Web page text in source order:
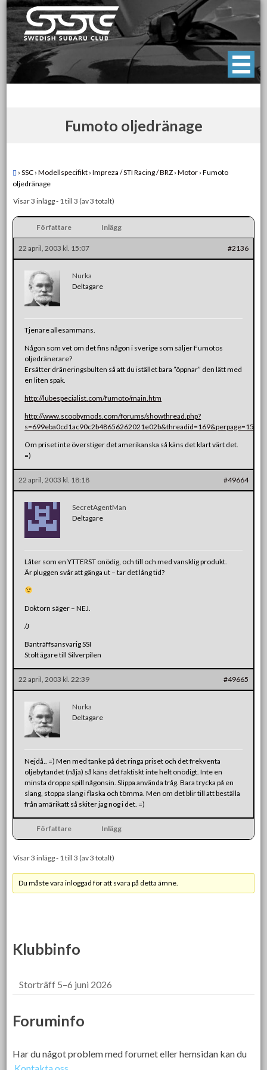
Skip
to
content
Swedish Subaru Club
För oss som älskar Subaru!
Fumoto oljedränage
› SSC › Modellspecifikt › Impreza / STI Racing / BRZ › Motor › Fumoto
oljedränage
Visar 3 inlägg - 1 till 3 (av 3 totalt)
Författare Inlägg
22 april, 2003 kl. 15:07 #2136
Nurka
Deltagare
Tjenare allesammans.
Någon som vet om det fins någon i sverige som säljer Fumotos
oljedränerare?
Ersätter dräneringsbulten så att du istället bara ”öppnar” den lätt med
en liten spak.
http://lubespecialist.com/fumoto/main.htm
http://www.scoobymods.com/forums/showthread.php?
Om priset inte överstiger det amerikanska så käns det klart värt det.
=)
22 april, 2003 kl. 18:18 #49664
SecretAgentMan
Deltagare
Låter som en YTTERST onödig, och till och med vansklig produkt.
Är pluggen svår att gänga ut – tar det lång tid?
Doktorn säger – NEJ.
/J
Banträffsansvarig SSI
Stolt ägare till Silverpilen
22 april, 2003 kl. 22:39 #49665
Nurka
Deltagare
Nejdå.. =) Men med tanke på det ringa priset och det frekventa
oljebytandet (nåja) så käns det faktiskt inte helt onödigt. Inte en
minsta droppe spill någonsin. Slippa använda tråg. Bara trycka på en
slang, stoppa slang i flaska och tömma. Men om det blir till att beställa
från amärikatt så skiter jag nog i det. =)
Författare Inlägg
Visar 3 inlägg - 1 till 3 (av 3 totalt)
Du måste vara inloggad för att svara på detta ämne.
Klubbinfo
Storträff 5–6 juni 2026
Foruminfo
Har du något problem med forumet eller hemsidan kan du